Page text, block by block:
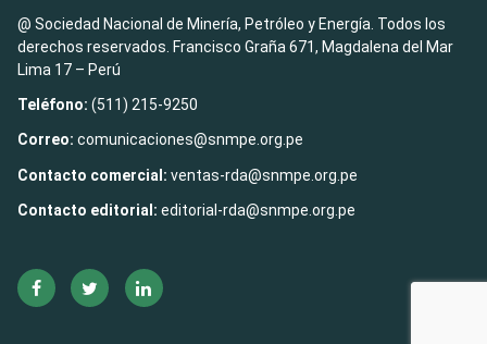
@ Sociedad Nacional de Minería, Petróleo y Energía. Todos los
derechos reservados. Francisco Graña 671, Magdalena del Mar
Lima 17 – Perú
Teléfono: (511) 215-9250
Correo: comunicaciones@snmpe.org.pe
Contacto comercial: ventas-rda@snmpe.org.pe
Contacto editorial: editorial-rda@snmpe.org.pe